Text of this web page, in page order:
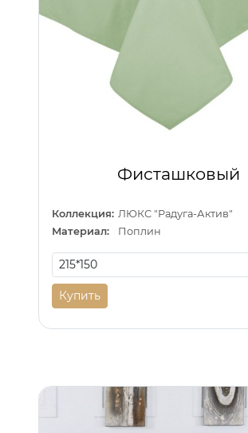
Фисташковый
Коллекция: ЛЮКС "Радуга-Актив"
Материал:
Поплин
Купить